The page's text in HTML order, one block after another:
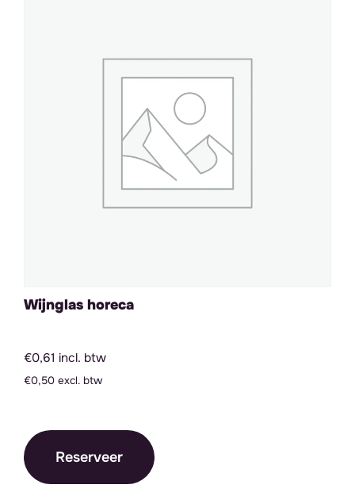
Wijnglas horeca
€0,61 incl. btw
€0,50 excl. btw
Reserveer